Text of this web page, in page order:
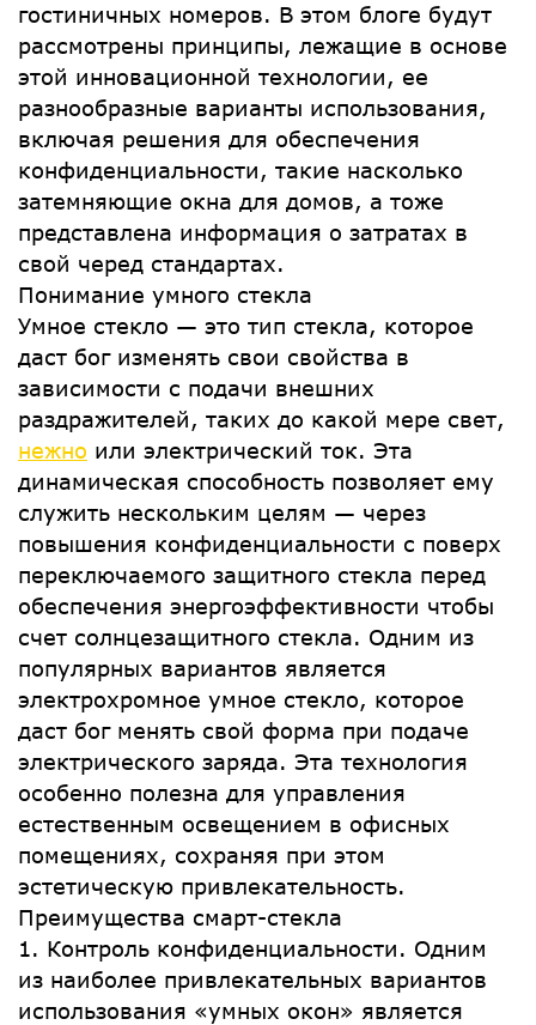
гостиничных номеров. В этом блоге будут
рассмотрены принципы, лежащие в основе
этой инновационной технологии, ее
разнообразные варианты использования,
включая решения для обеспечения
конфиденциальности, такие насколько
затемняющие окна для домов, а тоже
представлена ​​информация о затратах в
свой черед ​​стандартах.
Понимание умного стекла
Умное стекло — это тип стекла, которое
даст бог изменять свои свойства в
зависимости с подачи внешних
раздражителей, таких до какой мере свет,
нежно или электрический ток. Эта
динамическая способность позволяет ему
служить нескольким целям — через
повышения конфиденциальности с поверх
переключаемого защитного стекла перед
обеспечения энергоэффективности чтобы
счет солнцезащитного стекла. Одним из
популярных вариантов является
электрохромное умное стекло, которое
даст бог менять свой форма при подаче
электрического заряда. Эта технология
особенно полезна для управления
естественным освещением в офисных
помещениях, сохраняя при этом
эстетическую привлекательность.
Преимущества смарт-стекла
1. Контроль конфиденциальности. Одним
из наиболее привлекательных вариантов
использования «умных окон» является